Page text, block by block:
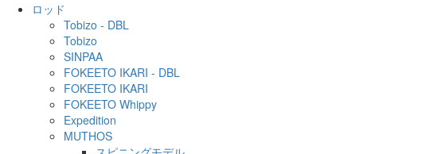
ロッド
Tobizo - DBL
Tobizo
SINPAA
FOKEETO IKARI - DBL
FOKEETO IKARI
FOKEETO Whippy
Expedition
MUTHOS